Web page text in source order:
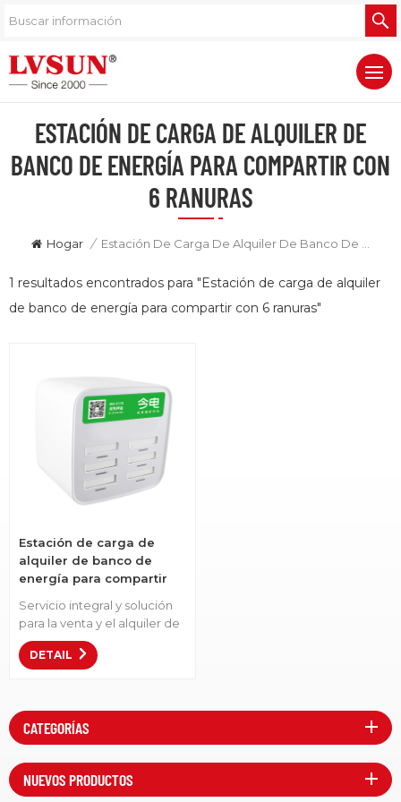
ESTACIÓN DE CARGA DE ALQUILER DE
BANCO DE ENERGÍA PARA COMPARTIR CON
6 RANURAS
Hogar /
1 resultados encontrados para "Estación de carga de alquiler
de banco de energía para compartir con 6 ranuras"
Estación de carga de
alquiler de banco de
energía para compartir
Servicio integral y solución
para la venta y el alquiler de
bancos de energía.Artículo
No.: LS-H6• Usado esto para
problemas de apagón
cuando están afuera. •
Bienvenida OEM/OEM
DETAIL
CATEGORÍAS
NUEVOS PRODUCTOS